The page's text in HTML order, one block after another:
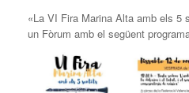
«La VI Fira Marina Alta amb els 5
un Fòrum amb el següent